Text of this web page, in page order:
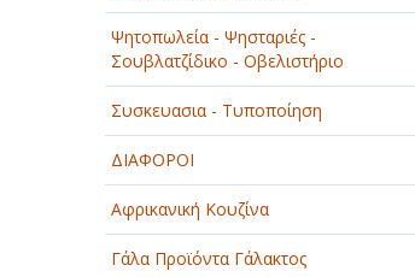
ΦΑΓΗΤΟ
Ψητοπωλεία - Ψησταριές -
Σουβλατζίδικο - Οβελιστήριο
Συσκευασια - Τυποποίηση
ΔΙΑΦΟΡΟΙ
Αφρικανική Κουζίνα
Γάλα Προϊόντα Γάλακτος